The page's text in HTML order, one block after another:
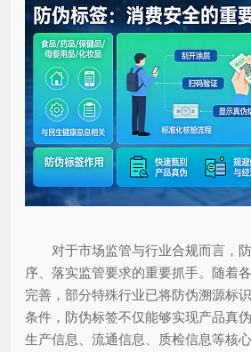
对于市场监管与行业合规而言，防
序、落实监管要求的重要抓手。随着
完善，部分特殊行业已将防伪溯源标
条件，防伪标签不仅能够实现产品真
生产信息、流通信息、质检信息等核